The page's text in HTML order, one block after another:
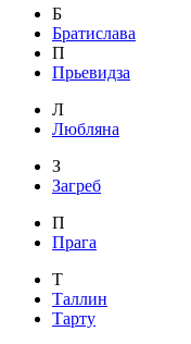
Б
Братислава
П
Прьевидза
Л
Любляна
З
Загреб
П
Прага
Т
Таллин
Тарту